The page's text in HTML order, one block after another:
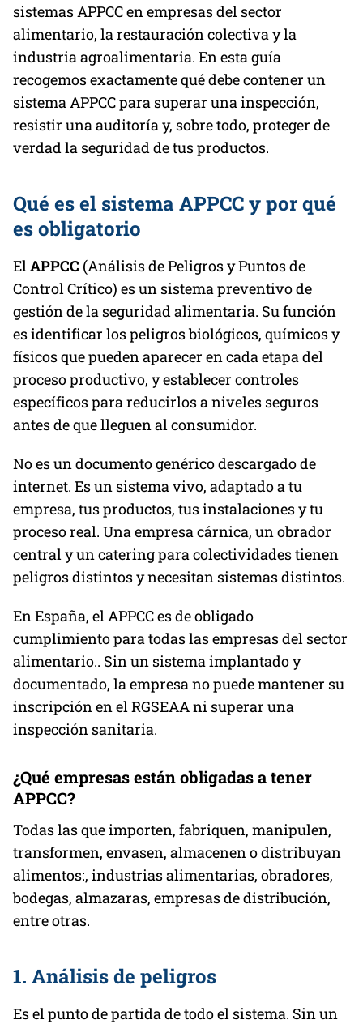
sistemas APPCC en empresas del sector
alimentario, la restauración colectiva y la
industria agroalimentaria. En esta guía
recogemos exactamente qué debe contener un
sistema APPCC para superar una inspección,
resistir una auditoría y, sobre todo, proteger de
verdad la seguridad de tus productos.
Qué es el sistema APPCC y por qué
es obligatorio
El APPCC (Análisis de Peligros y Puntos de
Control Crítico) es un sistema preventivo de
gestión de la seguridad alimentaria. Su función
es identificar los peligros biológicos, químicos y
físicos que pueden aparecer en cada etapa del
proceso productivo, y establecer controles
específicos para reducirlos a niveles seguros
antes de que lleguen al consumidor.
No es un documento genérico descargado de
internet. Es un sistema vivo, adaptado a tu
empresa, tus productos, tus instalaciones y tu
proceso real. Una empresa cárnica, un obrador
central y un catering para colectividades tienen
peligros distintos y necesitan sistemas distintos.
En España, el APPCC es de obligado
cumplimiento para todas las empresas del sector
alimentario.. Sin un sistema implantado y
documentado, la empresa no puede mantener su
inscripción en el RGSEAA ni superar una
inspección sanitaria.
¿Qué empresas están obligadas a tener
APPCC?
Todas las que importen, fabriquen, manipulen,
transformen, envasen, almacenen o distribuyan
alimentos:, industrias alimentarias, obradores,
bodegas, almazaras, empresas de distribución,
entre otras.
1. Análisis de peligros
Es el punto de partida de todo el sistema. Sin un